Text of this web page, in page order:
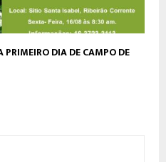
DIA DE CAMPO DE